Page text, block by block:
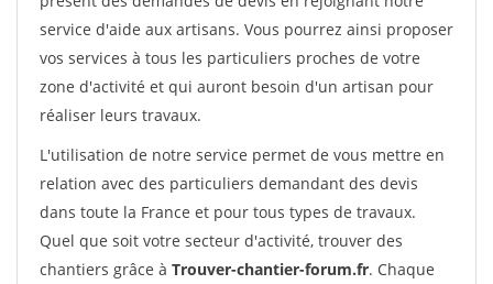
service d'aide aux artisans. Vous pourrez ainsi proposer
vos services à tous les particuliers proches de votre
zone d'activité et qui auront besoin d'un artisan pour
réaliser leurs travaux.
L'utilisation de notre service permet de vous mettre en
relation avec des particuliers demandant des devis
dans toute la France et pour tous types de travaux.
Quel que soit votre secteur d'activité, trouver des
chantiers grâce à Trouver-chantier-forum.fr. Chaque